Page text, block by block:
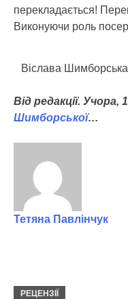
перекладається!
Виконуючи роль
Віслава
Від редакції.
Шимборської…
Тетяна Павлінчук
РЕЦЕНЗІЇ